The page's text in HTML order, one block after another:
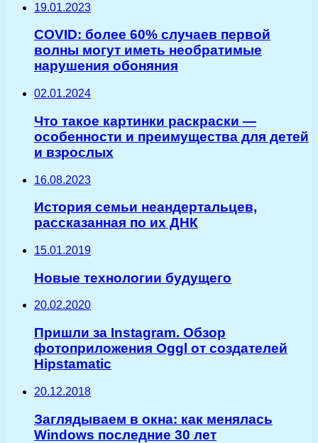
19.01.2023
COVID: более 60% случаев первой
волны могут иметь необратимые
нарушения обоняния
02.01.2024
Что такое картинки раскраски —
особенности и преимущества для детей
и взрослых
16.08.2023
История семьи неандертальцев,
рассказанная по их ДНК
15.01.2019
Новые технологии будущего
20.02.2020
Пришли за Instagram. Обзор
фотоприложения Oggl от создателей
Hipstamatic
20.12.2018
Заглядываем в окна: как менялась
Windows последние 30 лет